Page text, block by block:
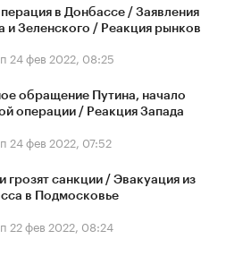
в Донбассе / Заявления
и Зеленского / Реакция рынков
24 фев 2022, 08:25
обращение Путина, начало
операции / Реакция Запада
24 фев 2022, 07:52
грозят санкции / Эвакуация из
в Подмосковье
22 фев 2022, 08:24